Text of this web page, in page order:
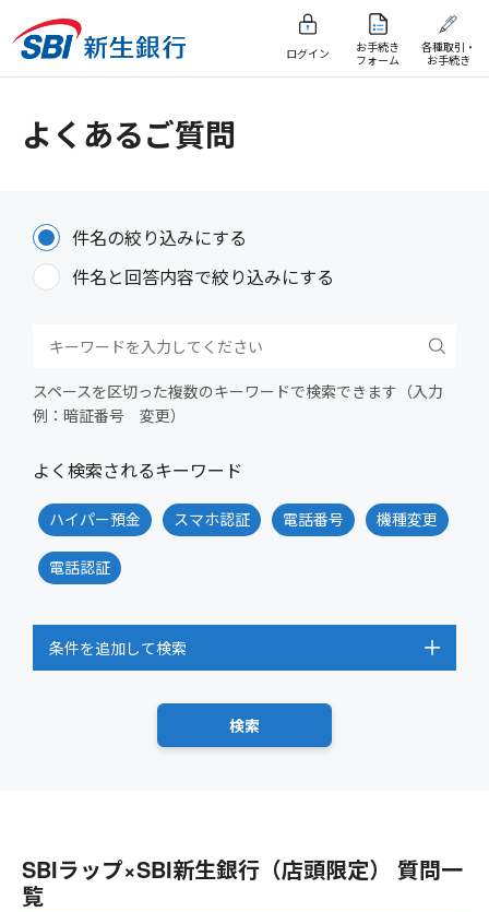
ログイン
お手続き
フォーム
各種取引・
お手続き
よくあるご質問
件名の絞り込みにする
件名と回答内容で絞り込みにする
スペースを区切った複数のキーワードで検索できます（入力
例：暗証番号 変更）
よく検索されるキーワード
ハイパー預金 スマホ認証 電話番号 機種変更
電話認証
条件を追加して検索
SBIラップ×SBI新生銀行（店頭限定） 質問一
覧